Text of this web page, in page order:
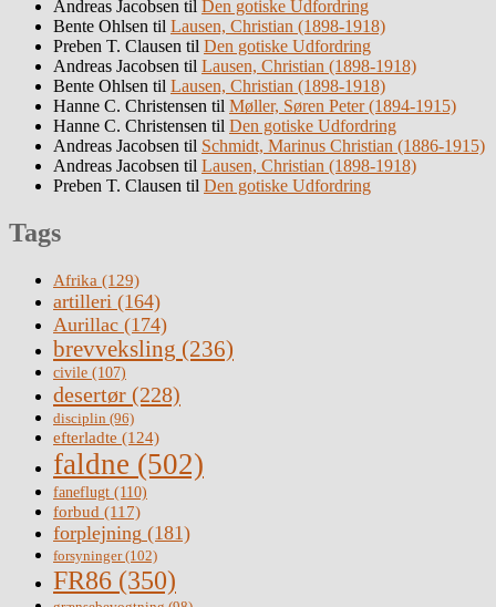
Andreas Jacobsen til Den gotiske Udfordring
Bente Ohlsen til Lausen, Christian (1898-1918)
Preben T. Clausen til Den gotiske Udfordring
Andreas Jacobsen til Lausen, Christian (1898-1918)
Bente Ohlsen til Lausen, Christian (1898-1918)
Hanne C. Christensen til Møller, Søren Peter (1894-1915)
Hanne C. Christensen til Den gotiske Udfordring
Andreas Jacobsen til Schmidt, Marinus Christian (1886-1915)
Andreas Jacobsen til Lausen, Christian (1898-1918)
Preben T. Clausen til Den gotiske Udfordring
Tags
Afrika (129)
artilleri (164)
Aurillac (174)
brevveksling (236)
civile (107)
desertør (228)
disciplin (96)
efterladte (124)
faldne (502)
faneflugt (110)
forbud (117)
forplejning (181)
forsyninger(102)
FR86 (350)